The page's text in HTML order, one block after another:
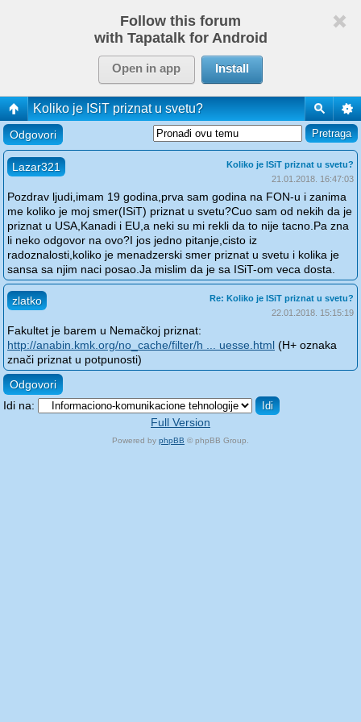
Follow this forum
with Tapatalk for Android
Open in app Install
Koliko je ISiT priznat u svetu?
Odgovori
Lazar321
Koliko je ISiT priznat u svetu?
21.01.2018. 16:47:03
Pozdrav ljudi,imam 19 godina,prva sam godina na FON-u i zanima
me koliko je moj smer(ISiT) priznat u svetu?Cuo sam od nekih da je
priznat u USA,Kanadi i EU,a neki su mi rekli da to nije tacno.Pa zna
li neko odgovor na ovo?I jos jedno pitanje,cisto iz
radoznalosti,koliko je menadzerski smer priznat u svetu i kolika je
sansa sa njim naci posao.Ja mislim da je sa ISiT-om veca dosta.
zlatko
Re: Koliko je ISiT priznat u svetu?
22.01.2018. 15:15:19
Fakultet je barem u Nemačkoj priznat:
http://anabin.kmk.org/no_cache/filter/h ... uesse.html (H+ oznaka
znači priznat u potpunosti)
Odgovori
Idi na:
Full Version
Powered by phpBB © phpBB Group.